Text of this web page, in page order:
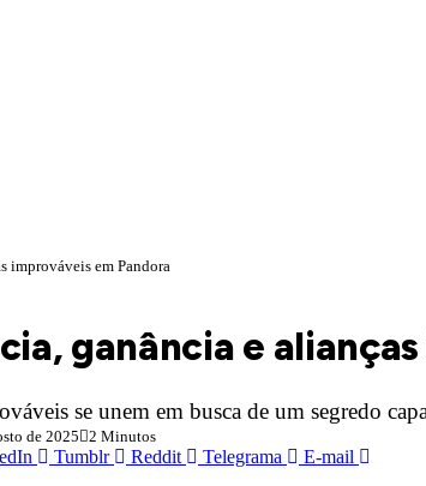
improváveis em Pandora
ganância e
se unem em busca de um segredo
de 2025 2 Minutos
Tumblr Reddit Telegrama E-mail